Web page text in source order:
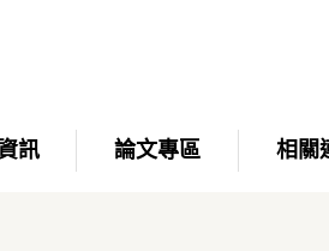
訊 論文專區 相關